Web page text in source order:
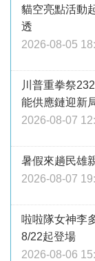
貓空亮點活動
透
2026-08-05
川普重拳祭
能供應鏈迎新
2026-08-07
暑假來趟民雄
2026-08-07
啦啦隊女神李
8/22起登場
2026-08-06